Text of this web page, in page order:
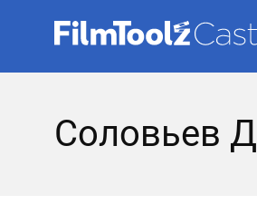
Соловьев